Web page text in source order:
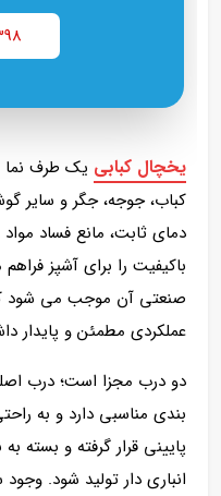
یخچال کبابی یک طرف نما
کباب، جوجه، جگر و سایر
دمای ثابت، مانع فساد
باکیفیت را برای آشپز
صنعتی آن موجب می‌ شود
عملکردی مطمئن و پایدار
دو درب مجزا است؛ درب
بندی مناسبی دارد و به
پایینی قرار گرفته و بسته